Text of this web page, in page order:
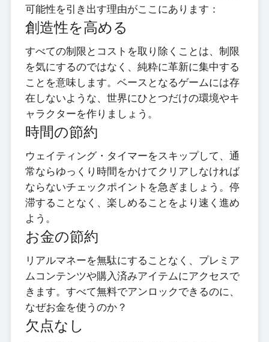
可能性を引き出す理由がここにあります：
創造性を高める
すべての制限とコストを取り除くことは、制限
を気にするのではなく、純粋に革新に集中する
ことを意味します。ベースとなるゲームには存
在しないような、世界にひとつだけの環境やキ
ャラクターを作りましょう。
時間の節約
ウェイティング・タイマーをスキップして、通
常ならゆっくり時間をかけてクリアしなければ
ならないチェックポイントを急ぎましょう。停
滞することなく、楽しめることをより速く進め
よう。
お金の節約
リアルマネーを無駄にすることなく、プレミア
ムコンテンツや購入済みアイテムにアクセスで
きます。すべて無料でアンロックできるのに、
なぜお金を使うのか？
欠点なし